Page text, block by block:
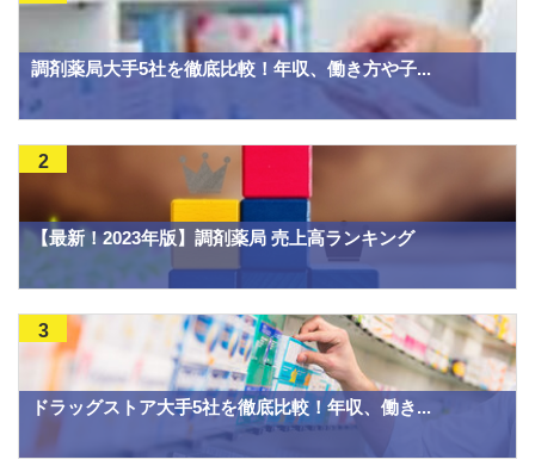
調剤薬局大手5社を徹底比較！年収、働き方や子...
【最新！2023年版】調剤薬局 売上高ランキング
2
ドラッグストア大手5社を徹底比較！年収、働き...
3